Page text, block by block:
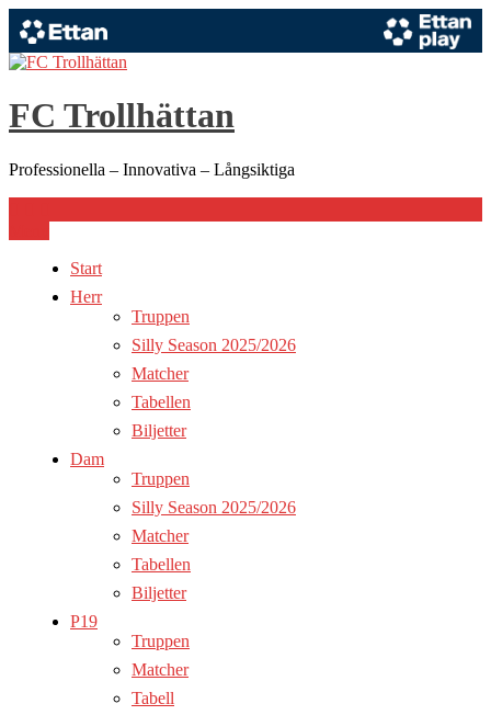
Hoppa
till
innehåll
FC Trollhättan
Professionella – Innovativa – Långsiktiga
Start
Herr
Truppen
Silly Season 2025/2026
Matcher
Tabellen
Biljetter
Dam
Truppen
Silly Season 2025/2026
Matcher
Tabellen
Biljetter
P19
Truppen
Matcher
Tabell